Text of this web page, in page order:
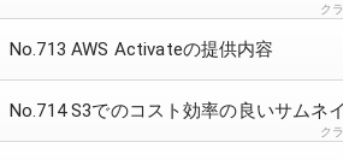
ク
No.713 AWS Activateの提供内容
No.714 S3でのコスト効率の良いサムネ
ク